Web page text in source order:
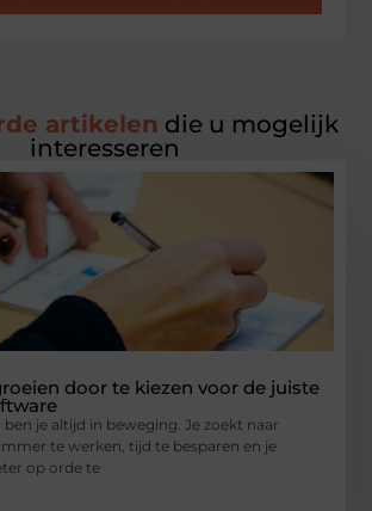
artikelen die u mogelijk
interesseren
door te kiezen voor de juiste
je altijd in beweging. Je zoekt naar
te werken, tijd te besparen en je
op orde te